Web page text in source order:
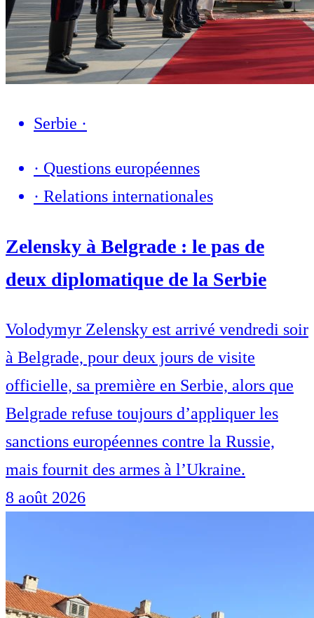
Serbie ·
· Questions européennes
· Relations internationales
Zelensky à Belgrade : le pas de
deux diplomatique de la Serbie
Volodymyr Zelensky est arrivé vendredi soir
à Belgrade, pour deux jours de visite
officielle, sa première en Serbie, alors que
Belgrade refuse toujours d’appliquer les
sanctions européennes contre la Russie,
mais fournit des armes à l’Ukraine.
8 août 2026